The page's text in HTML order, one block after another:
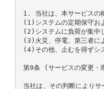
1. 当社は、本サービスの
(1)システムの定期保守お
(2)システムに負荷が集中
(3)火災、停電、第三者に
(4)その他、止むを得ずシ
第9条 (サービスの変更・
当社は、その判断により